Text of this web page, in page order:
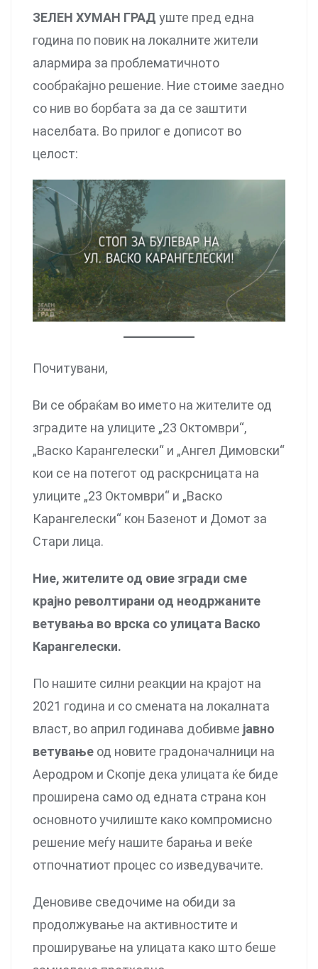
ЗЕЛЕН ХУМАН ГРАД уште пред една
година по повик на локалните жители
алармира за проблематичното
сообраќајно решение. Ние стоиме заедно
со нив во борбата за да се заштити
населбата. Во прилог е дописот во
целост:
Почитувани,
Ви се обраќам во името на жителите од
зградите на улиците „23 Октомври“,
„Васко Карангелески“ и „Ангел Димовски“
кои се на потегот од раскрсницата на
улиците „23 Октомври“ и „Васко
Карангелески“ кон Базенот и Домот за
Стари лица.
Ние, жителите од овие згради сме
крајно револтирани од неодржаните
ветувања во врска со улицата Васко
Карангелески.
По нашите силни реакции на крајот на
2021 година и со смената на локалната
власт, во април годинава добивме јавно
ветување од новите градоначалници на
Аеродром и Скопје дека улицата ќе биде
проширена само од едната страна кон
основното училиште како компромисно
решение меѓу нашите барања и веќе
отпочнатиот процес со изведувачите.
Деновиве сведочиме на обиди за
продолжување на активностите и
проширување на улицата како што беше